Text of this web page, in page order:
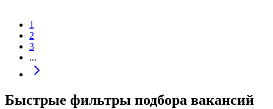
1
2
3
...
Быстрые фильтры подбора вакансий